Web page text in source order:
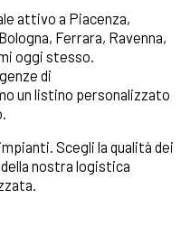
attivo a Piacenza,
Ferrara, Ravenna,
oggi stesso.
di
un listino personalizzato
Scegli la qualità dei
nostra logistica